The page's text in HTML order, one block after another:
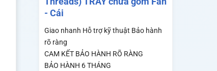
- Cái
Giao nhanh Hỗ trợ kỹ thuật Bảo hành
rõ ràng
CAM KẾT BẢO HÀNH RÕ RÀNG
BẢO HÀNH 6 THÁNG